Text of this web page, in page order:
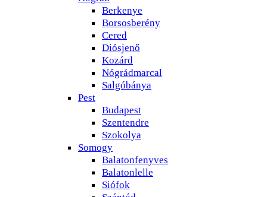
Berkenye
Borsosberény
Cered
Diósjenő
Kozárd
Nógrádmarcal
Salgóbánya
Pest
Budapest
Szentendre
Szokolya
Somogy
Balatonfenyves
Balatonlelle
Siófok